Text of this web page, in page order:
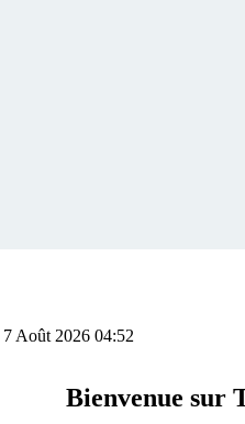
7 Août 2026 04:52
Bienvenue sur